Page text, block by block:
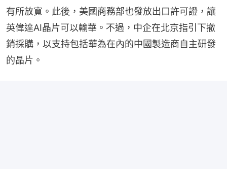
有所放寬。此後，美國商務部也發放出口許可證，讓
英偉達AI晶片可以輸華。不過，中企在北京指引下撤
銷採購，以支持包括華為在內的中國製造商自主研發
的晶片。